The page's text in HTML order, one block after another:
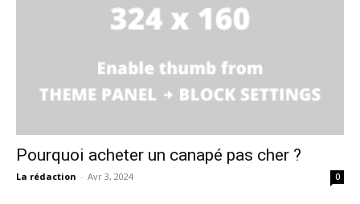
Pourquoi acheter un canapé pas cher ?
La rédaction - Avr 3, 2024 0